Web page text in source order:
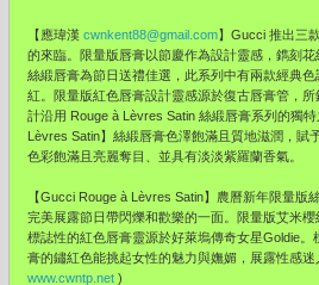
【應瑋漢 cwnkent88@gmail.com】Gucci 推出三
的來臨。限量版唇膏以節慶作為設計靈感，鐫刻
絲緞唇膏為節日送禮佳選，此系列中有兩款經典
紅。限量版紅色唇膏設計靈感源於復古唇膏管，所
計沿用 Rouge à Lèvres Satin 絲緞唇膏系列的獨
Lèvres Satin】絲緞唇膏色澤飽滿且質地滋潤，賦
色彩飽滿且亮麗奪目、並具有淡淡紫羅蘭香氣。
【Gucci Rouge à Lèvres Satin】農曆新年限量版
完美展露節日帶閃爍和歡樂的一面。限量版艾米櫻
標誌性的紅色唇膏靈源於好萊塢傳奇女星Goldie。
膏的鏽紅色能挑起女性的魅力與嫵媚，展露性感
www.cwntp.net )